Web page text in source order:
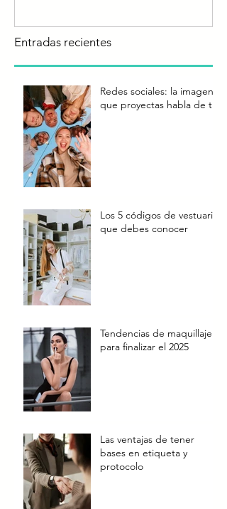
Entradas recientes
Redes sociales: la imagen
que proyectas habla de ti
Los 5 códigos de vestuario
que debes conocer
Tendencias de maquillaje
para finalizar el 2025
Las ventajas de tener
bases en etiqueta y
protocolo